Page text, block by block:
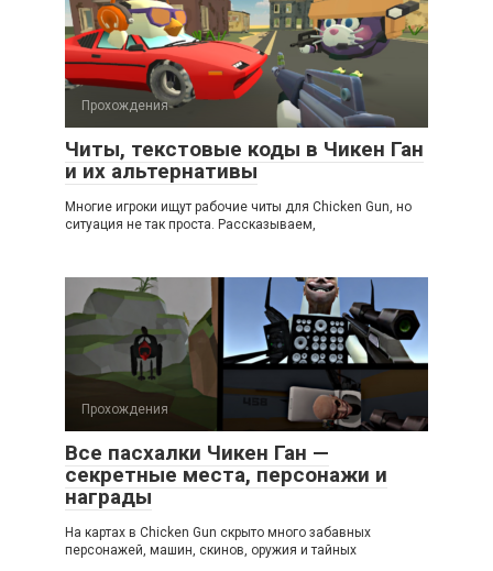
Прохождения
Читы, текстовые коды в Чикен Ган
и их альтернативы
Многие игроки ищут рабочие читы для Chicken Gun, но
ситуация не так проста. Рассказываем,
Прохождения
Все пасхалки Чикен Ган —
секретные места, персонажи и
награды
На картах в Chicken Gun скрыто много забавных
персонажей, машин, скинов, оружия и тайных